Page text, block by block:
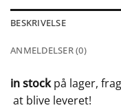
BESKRIVELSE
ANMELDELSER (0)
in stockpå lager,
at blive leveret!